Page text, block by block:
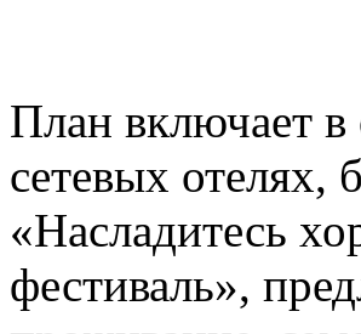
План включает
сетевых отелях,
«Насладитесь
фестиваль»,